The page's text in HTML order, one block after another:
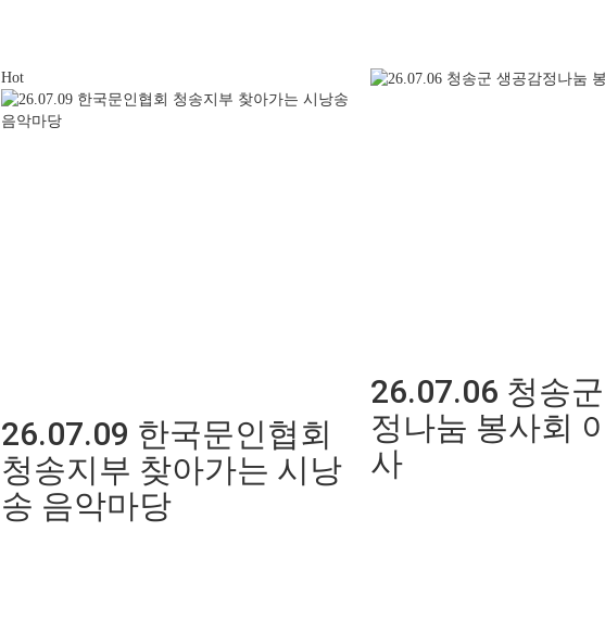
Hot
26.07.09 한국문인협회
청송지부 찾아가는 시낭
송 음악마당
26.07.06 청송
정나눔 봉사회
사